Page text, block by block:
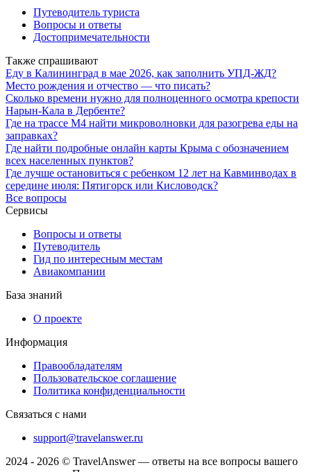
Путеводитель туриста
Вопросы и ответы
Достопримечательности
Также спрашивают
Еду в Калининград в мае 2026, как заполнить УПД-ЖД?
Место рождения и отчество — что писать?
Сколько времени нужно для полноценного осмотра крепости
Нарын-Кала в Дербенте?
Где на трассе М4 найти микроволновки для разогрева еды на
заправках?
Где найти подробные онлайн карты Крыма с обозначением
всех населенных пунктов?
Где лучше остановиться с ребенком 12 лет на Кавминводах в
середине июля: Пятигорск или Кисловодск?
Все вопросы
Сервисы
Вопросы и ответы
Путеводитель
Гид по интересным местам
Авиакомпании
База знаний
О проекте
Информация
Правообладателям
Пользовательское соглашение
Политика конфиденциальности
Связаться с нами
support@travelanswer.ru
2024 - 2026 © TravelAnswer — ответы на все вопросы вашего